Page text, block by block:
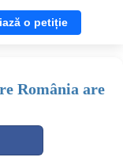
o petiție
România are